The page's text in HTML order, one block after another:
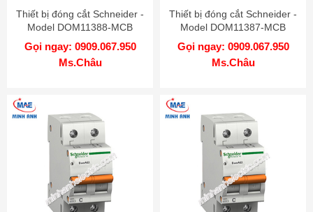
Thiết bị đóng cắt Schneider -
Model DOM11388-MCB
Gọi ngay: 0909.067.950
Ms.Châu
Thiết bị đóng cắt Schneider -
Model DOM11387-MCB
Gọi ngay: 0909.067.950
Ms.Châu